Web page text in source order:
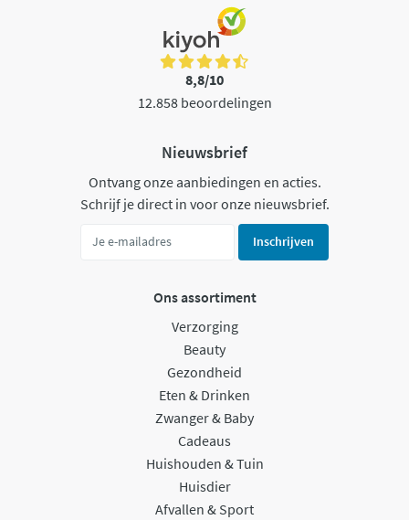
8,8/10
12.858 beoordelingen
Nieuwsbrief
Ontvang onze aanbiedingen en acties.
Schrijf je direct in voor onze nieuwsbrief.
Inschrijven
Ons assortiment
Verzorging
Beauty
Gezondheid
Eten & Drinken
Zwanger & Baby
Cadeaus
Huishouden & Tuin
Huisdier
Afvallen & Sport